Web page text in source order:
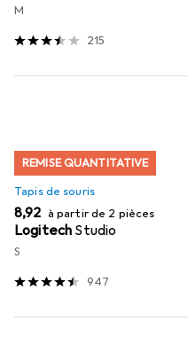
M
215
REMISE QUANTITATIVE
Tapis de souris
EUR
8,92 à partir de 2 pièces
Logitech Studio
S
947